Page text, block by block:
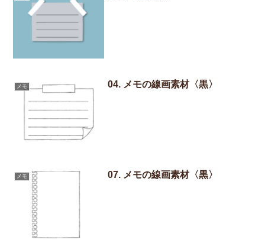
メモ 04. メモの線画素材〈黒〉
メモ 07. メモの線画素材〈黒〉